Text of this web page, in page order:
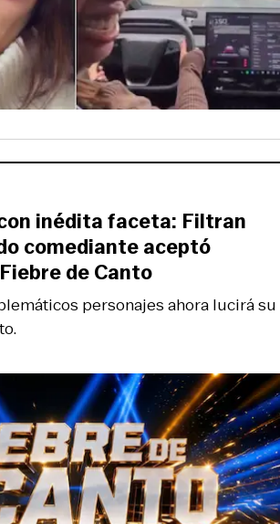
personajes ahora lucirá su
inédita faceta: Filtran
comediante aceptó
de Canto